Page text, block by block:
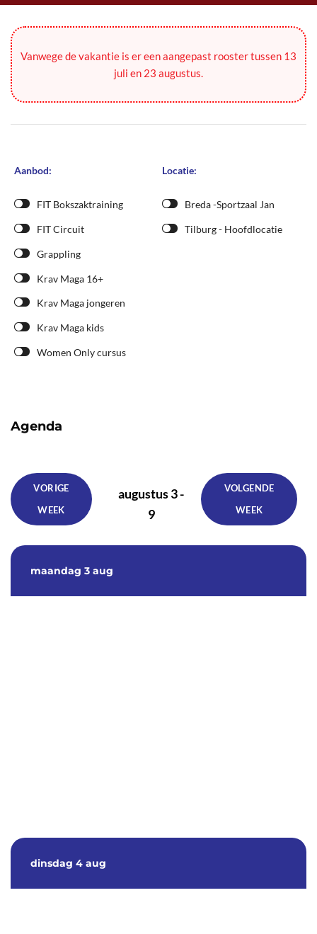
Vanwege de vakantie is er een aangepast rooster tussen 13
juli en 23 augustus.
Aanbod:
FIT Bokszaktraining
FIT Circuit
Grappling
Krav Maga 16+
Krav Maga jongeren
Krav Maga kids
Women Only cursus
Locatie:
Breda -Sportzaal Jan
Tilburg - Hoofdlocatie
Agenda
VORIGE
WEEK
augustus 3 -
9
VOLGENDE
WEEK
maandag 3 aug
dinsdag 4 aug